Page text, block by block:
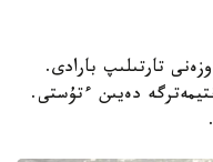
تارتىلىپ بارادى.
كەزدە سۋ دەڭگەيى 102 سانتيمەترگە دەيىن ءتۇستى.